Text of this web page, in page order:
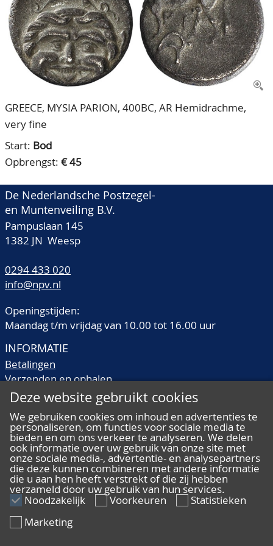
Ons Team
80 jarig bestaan
CONTACT
ACCOUNT
GREECE, MYSIA PARION, 400BC, AR Hemidrachme,
very fine
Start: Bod
Opbrengst: € 45
De Nederlandsche Postzegel-
en Muntenveiling B.V.
Pampuslaan 145
1382 JN Weesp
0294 433 020
info@npv.nl
Openingstijden:
Maandag t/m vrijdag van 10.00 tot 16.00 uur
INFORMATIE
Betalingen
Verzenden en ophalen
Veilingtermen
Kwaliteitsomschrijvingen
Veelgestelde vragen
ALGEMEEN
Algemene voorwaarden
Deze website gebruikt cookies
We gebruiken cookies om inhoud en advertenties te
personaliseren, om functies voor sociale media te
bieden en om ons verkeer te analyseren. We delen
ook informatie over uw gebruik van onze site met
onze sociale media-, advertentie- en analysepartners
die deze kunnen combineren met andere informatie
die u aan hen heeft verstrekt of die zij hebben
verzameld door uw gebruik van hun services.
Noodzakelijk Voorkeuren
Statistieken
Marketing